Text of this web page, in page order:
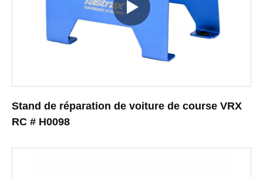
Stand de réparation de voiture de course VRX
RC # H0098